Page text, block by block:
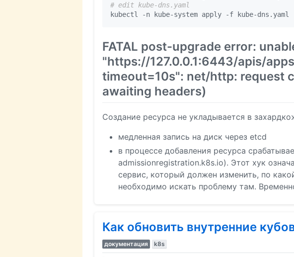
# edit kube-dns.yaml
kubectl -n kube-system apply -f kube-dns.yaml
FATAL post-upgrade error:
"https://127.0.0.1:6443/apis/
timeout=10s": net/http: request
awaiting headers)
Создание ресурса не укладывается в
медленная запись на диск через etcd
в процессе добавления ресурса
admissionregistration.k8s.io). Этот хук
сервис, который должен изменить, по
необходимо искать проблему там.
Как обновить внутренние
документация k8s